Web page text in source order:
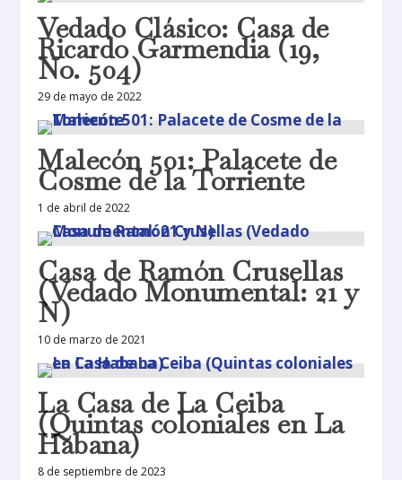
Vedado Clásico: Casa de
Ricardo Garmendia (19,
No. 504)
29 de mayo de 2022
Malecón 501: Palacete de
Cosme de la Torriente
1 de abril de 2022
Casa de Ramón Crusellas
(Vedado Monumental: 21 y
N)
10 de marzo de 2021
La Casa de La Ceiba
(Quintas coloniales en La
Habana)
8 de septiembre de 2023